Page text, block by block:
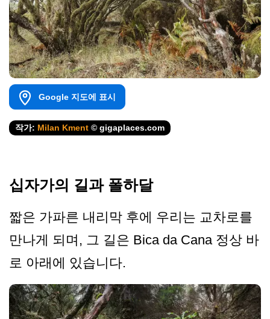
Google 지도에 표시
작가: Milan Kment © gigaplaces.com
십자가의 길과 폴하달
짧은 가파른 내리막 후에 우리는 교차로를
만나게 되며, 그 길은 Bica da Cana 정상 바
로 아래에 있습니다.